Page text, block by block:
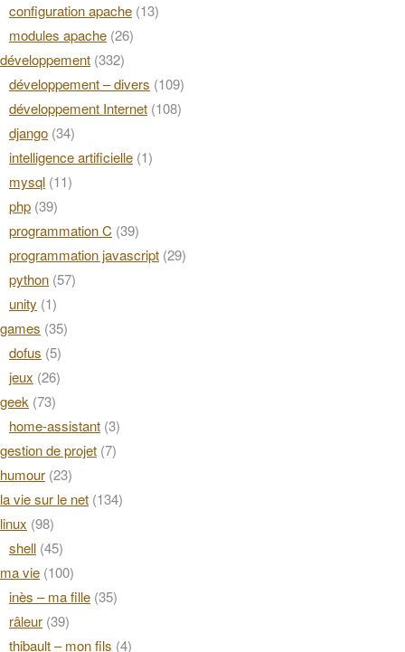
configuration apache (13)
modules apache (26)
développement (332)
développement – divers (109)
développement Internet (108)
django (34)
intelligence artificielle (1)
mysql (11)
php (39)
programmation C (39)
programmation javascript (29)
python (57)
unity (1)
games (35)
dofus (5)
jeux (26)
geek (73)
home-assistant (3)
gestion de projet (7)
humour (23)
la vie sur le net (134)
linux (98)
shell (45)
ma vie (100)
inès – ma fille (35)
râleur (39)
thibault – mon fils (4)